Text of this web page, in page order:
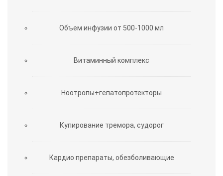
Объем инфузии от 500-1000 мл
Витаминный комплекс
Ноотропы+гепатопротекторы
Купирование тремора, судорог
Кардио препараты, обезболивающие